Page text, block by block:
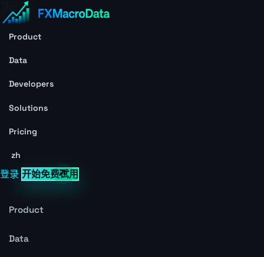
Product
Data
Developers
Solutions
Pricing
zh
登录 开始免费试用
Product
Data